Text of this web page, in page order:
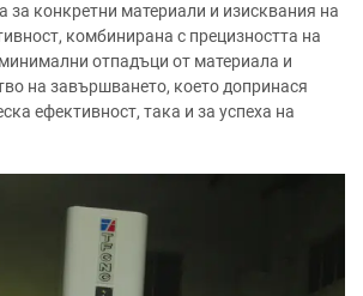
за конкретни материали и изисквания на
комбинирана с прецизността на
отпадъци от материала и
на завършването, което допринася
ефективност, така и за успеха на